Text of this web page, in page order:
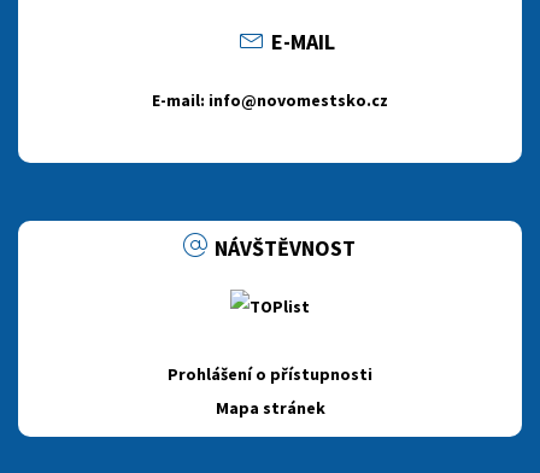
E-MAIL
E-mail: info@novomestsko.cz
NÁVŠTĚVNOST
Prohlášení o přístupnosti
Mapa stránek